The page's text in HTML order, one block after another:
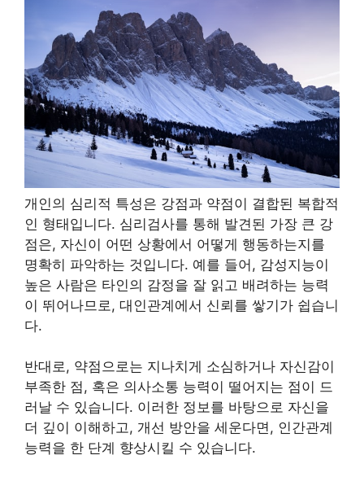
개인의 심리적 특성은 강점과 약점이 결합된 복합적
인 형태입니다. 심리검사를 통해 발견된 가장 큰 강
점은, 자신이 어떤 상황에서 어떻게 행동하는지를
명확히 파악하는 것입니다. 예를 들어, 감성지능이
높은 사람은 타인의 감정을 잘 읽고 배려하는 능력
이 뛰어나므로, 대인관계에서 신뢰를 쌓기가 쉽습니
다.
반대로, 약점으로는 지나치게 소심하거나 자신감이
부족한 점, 혹은 의사소통 능력이 떨어지는 점이 드
러날 수 있습니다. 이러한 정보를 바탕으로 자신을
더 깊이 이해하고, 개선 방안을 세운다면, 인간관계
능력을 한 단계 향상시킬 수 있습니다.